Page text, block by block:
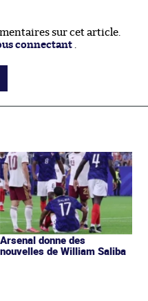
sur cet article.
connectant .
Arsenal donne des
nouvelles de William Saliba